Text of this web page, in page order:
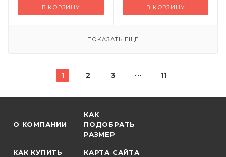
В КОРЗИНУ В КОРЗИНУ
ПОКАЗАТЬ ЕЩЕ
1 2 3 11
О КОМПАНИИ
КАК
ПОДОБРАТЬ
РАЗМЕР
КАК КУПИТЬ КАРТА САЙТА